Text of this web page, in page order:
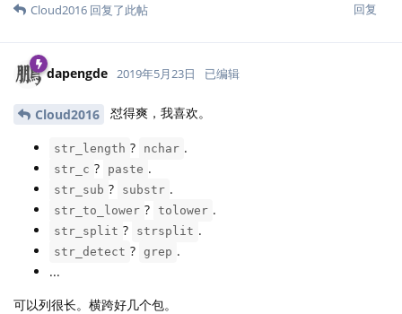
回复
Cloud2016 回复了此帖
dapengde 2019年5月23日 已编辑
Cloud2016 怼得爽，我喜欢。
str_length ? nchar .
str_c ? paste .
str_sub ? substr .
str_to_lower ? tolower .
str_split ? strsplit .
str_detect ? grep .
...
可以列很长。横跨好几个包。